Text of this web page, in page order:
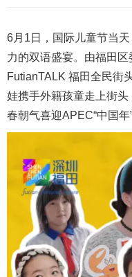
6月1日，国际儿童节当
力的双语盛宴。由福田
FutianTALK 福田全民街
娃携手外籍孩童走上街
春朝气喜迎APEC“中国年”